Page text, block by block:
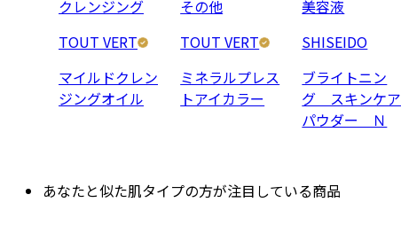
クレンジング
TOUT VERT
マイルドクレン
ジングオイル
その他
TOUT VERT
ミネラルプレス
トアイカラー
美容液
SHISEIDO
ブライトニン
グ スキンケア
パウダー Ｎ
あなたと似た肌タイプの方が注目している商品